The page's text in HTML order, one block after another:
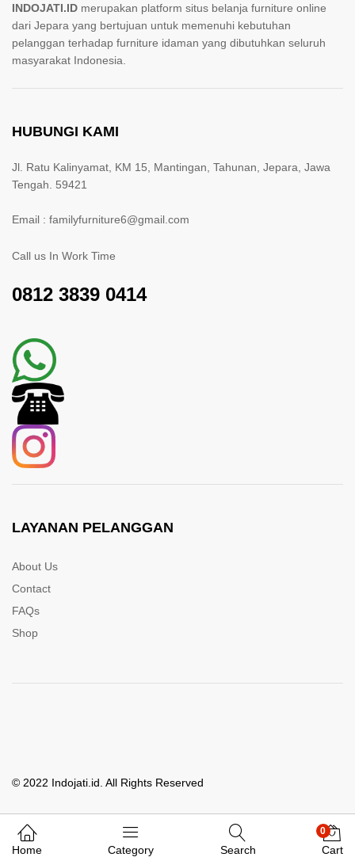
Whatsapp Kami
INDOJATI.ID merupakan platform situs belanja furniture online
dari Jepara yang bertujuan untuk memenuhi kebutuhan
pelanggan terhadap furniture idaman yang dibutuhkan seluruh
masyarakat Indonesia.
HUBUNGI KAMI
Jl. Ratu Kalinyamat, KM 15, Mantingan, Tahunan, Jepara, Jawa
Tengah. 59421
Email : familyfurniture6@gmail.com
Call us In Work Time
0812 3839 0414
LAYANAN PELANGGAN
About Us
Contact
FAQs
Shop
© 2022 Indojati.id. All Rights Reserved
Home Category Search
0
Cart